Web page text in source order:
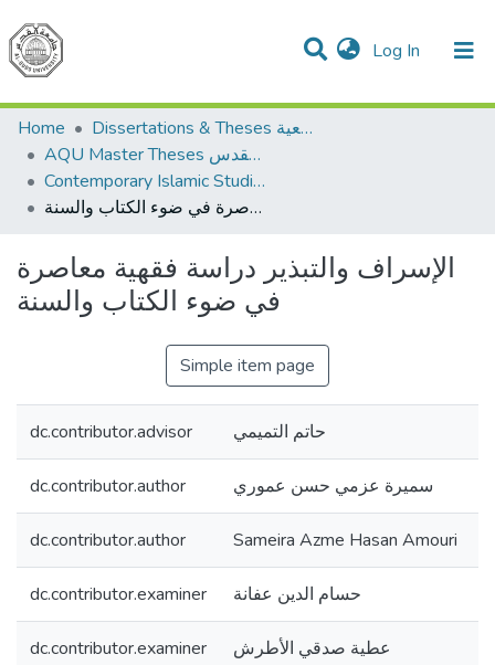
Log In (current)
Communities & Collections
All of DSpace
Home
Dissertations & Theses الرسائل الجامعية
AQU Master Theses الرسائل الجامعية الخاصة بجامعة القدس
Contemporary Islamic Studies الدراسات الإسلامية المعاصرة
الإسراف والتبذير دراسة فقهية معاصرة في ضوء الكتاب والسنة
الإسراف والتبذير دراسة فقهية معاصرة
في ضوء الكتاب والسنة
Simple item page
dc.contributor.advisor حاتم التميمي
dc.contributor.author سميرة عزمي حسن عموري
dc.contributor.author Sameira Azme Hasan Amouri
dc.contributor.examiner حسام الدين عفانة
dc.contributor.examiner عطية صدقي الأطرش